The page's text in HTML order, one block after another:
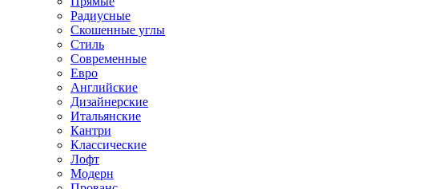
Радиусные
Скошенные углы
Стиль
Современные
Евро
Английские
Дизайнерские
Итальянские
Кантри
Классические
Лофт
Модерн